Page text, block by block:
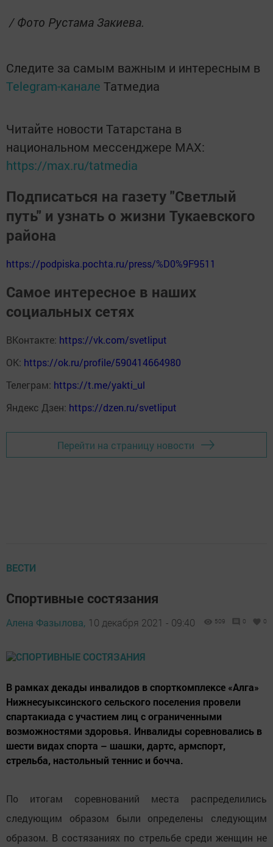
/ Фото Рустама Закиева.
Следите за самым важным и интересным в
Telegram-канале Татмедиа
Читайте новости Татарстана в
национальном мессенджере MАХ:
https://max.ru/tatmedia
Подписаться на газету "Светлый
путь" и узнать о жизни Тукаевского
района
https://podpiska.pochta.ru/press/%D0%9F9511
Самое интересное в наших
социальных сетях
ВКонтакте: https://vk.com/svetliput
ОК: https://ok.ru/profile/590414664980
Телеграм: https://t.me/yakti_ul
Яндекс Дзен: https://dzen.ru/svetliput
Перейти на страницу новости
ВЕСТИ
Спортивные состязания
Алена Фазылова, 10 декабря 2021 - 09:40 509 0 0
В рамках декады инвалидов в спорткомплексе «Алга»
Нижнесуыксинского сельского поселения провели
спартакиада с участием лиц с ограниченными
возможностями здоровья. Инвалиды соревновались в
шести видах спорта – шашки, дартс, армспорт,
стрельба, настольный теннис и бочча.
По итогам соревнований места распределились
следующим образом были определены следующим
образом. В состязаниях по стрельбе среди женщин не